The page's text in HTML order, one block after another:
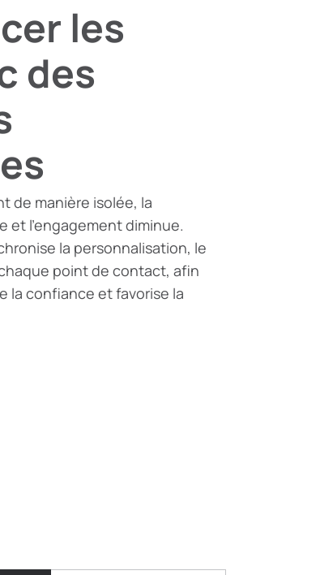
les
des
de manière isolée, la
l’engagement diminue.
la personnalisation, le
point de contact, afin
la confiance et favorise la